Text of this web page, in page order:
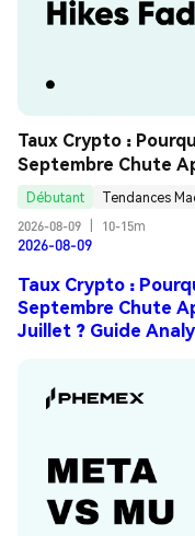
Taux Crypto :
Septembre Chute
Juillet ? Guide
Débutant
Tendances
2026-08-09
10-15m
2026-08-09
Taux Crypto :
Septembre Chute
Juillet ? Guide